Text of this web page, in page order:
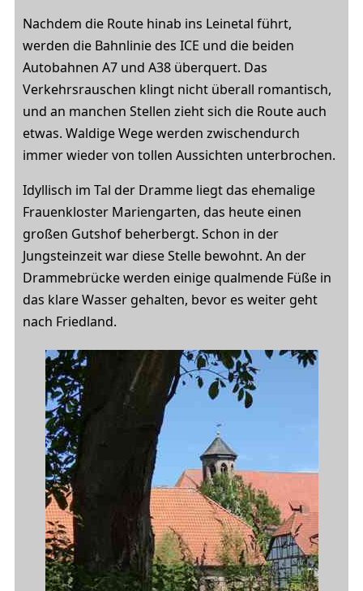
Nachdem die Route hinab ins Leinetal führt,
werden die Bahnlinie des ICE und die beiden
Autobahnen A7 und A38 überquert. Das
Verkehrsrauschen klingt nicht überall romantisch,
und an manchen Stellen zieht sich die Route auch
etwas. Waldige Wege werden zwischendurch
immer wieder von tollen Aussichten unterbrochen.
Idyllisch im Tal der Dramme liegt das ehemalige
Frauenkloster Mariengarten, das heute einen
großen Gutshof beherbergt. Schon in der
Jungsteinzeit war diese Stelle bewohnt. An der
Drammebrücke werden einige qualmende Füße in
das klare Wasser gehalten, bevor es weiter geht
nach Friedland.